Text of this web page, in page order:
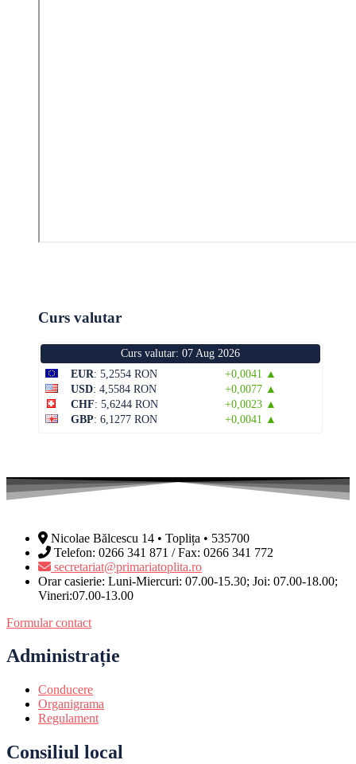
Curs valutar
Curs valutar: 07 Aug 2026
EUR: 5,2554 RON
+0,0041 ▲
USD: 4,5584 RON
+0,0077 ▲
CHF: 5,6244 RON
+0,0023 ▲
GBP: 6,1277 RON +0,0041 ▲
Nicolae Bălcescu 14 • Toplița • 535700
Telefon: 0266 341 871 / Fax: 0266 341 772
secretariat@primariatoplita.ro
Orar casierie: Luni-Miercuri: 07.00-15.30; Joi: 07.00-18.00;
Vineri:07.00-13.00
Formular contact
Administrație
Conducere
Organigrama
Regulament
Consiliul local